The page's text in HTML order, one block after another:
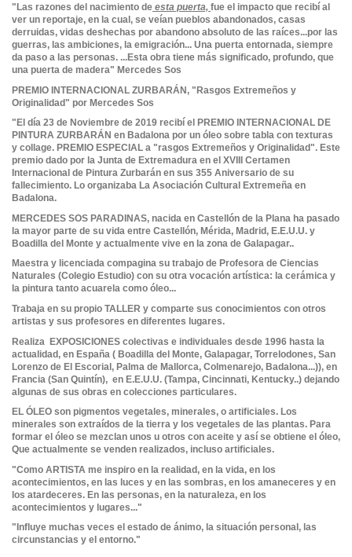
"Las razones del nacimiento de esta puerta, fue el impacto que recibí al
ver un reportaje, en la cual, se veían pueblos abandonados, casas
derruidas, vidas deshechas por abandono absoluto de las raíces...por las
guerras, las ambiciones, la emigración... Una puerta entornada, siempre
da paso a las personas. ...Esta obra tiene más significado, profundo, que
una puerta de madera" Mercedes Sos
PREMIO INTERNACIONAL ZURBARÁN, "Rasgos Extremeños y
Originalidad" por Mercedes Sos
"El día 23 de Noviembre de 2019 recibí el PREMIO INTERNACIONAL DE
PINTURA ZURBARÁN en Badalona por un óleo sobre tabla con texturas
y collage. PREMIO ESPECIAL a "rasgos Extremeños y Originalidad". Este
premio dado por la Junta de Extremadura en el XVIII Certamen
Internacional de Pintura Zurbarán en sus 355 Aniversario de su
fallecimiento. Lo organizaba La Asociación Cultural Extremeña en
Badalona.
MERCEDES SOS PARADINAS, nacida en Castellón de la Plana ha pasado
la mayor parte de su vida entre Castellón, Mérida, Madrid, E.E.U.U. y
Boadilla del Monte y actualmente vive en la zona de Galapagar..
Maestra y licenciada compagina su trabajo de Profesora de Ciencias
Naturales (Colegio Estudio) con su otra vocación artística: la cerámica y
la pintura tanto acuarela como óleo...
Trabaja en su propio TALLER y comparte sus conocimientos con otros
artistas y sus profesores en diferentes lugares.
Realiza EXPOSICIONES colectivas e individuales desde 1996 hasta la
actualidad, en España ( Boadilla del Monte, Galapagar, Torrelodones, San
Lorenzo de El Escorial, Palma de Mallorca, Colmenarejo, Badalona...)), en
Francia (San Quintín), en E.E.U.U. (Tampa, Cincinnati, Kentucky..) dejando
algunas de sus obras en colecciones particulares.
EL ÓLEO son pigmentos vegetales, minerales, o artificiales. Los
minerales son extraídos de la tierra y los vegetales de las plantas. Para
formar el óleo se mezclan unos u otros con aceite y así se obtiene el óleo,
Que actualmente se venden realizados, incluso artificiales.
"Como ARTISTA me inspiro en la realidad, en la vida, en los
acontecimientos, en las luces y en las sombras, en los amaneceres y en
los atardeceres. En las personas, en la naturaleza, en los
acontecimientos y lugares..."
"Influye muchas veces el estado de ánimo, la situación personal, las
circunstancias y el entorno."